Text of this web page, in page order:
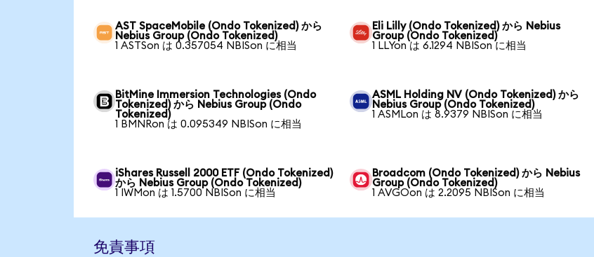
AST SpaceMobile (Ondo Tokenized) から
Nebius Group (Ondo Tokenized)
1 ASTSon は 0.357054 NBISon に相当
Eli Lilly (Ondo Tokenized) から Nebius
Group (Ondo Tokenized)
1 LLYon は 6.1294 NBISon に相当
BitMine Immersion Technologies (Ondo
Tokenized) から Nebius Group (Ondo
Tokenized)
1 BMNRon は 0.095349 NBISon に相当
ASML Holding NV (Ondo Tokenized) から
Nebius Group (Ondo Tokenized)
1 ASMLon は 8.9379 NBISon に相当
iShares Russell 2000 ETF (Ondo Tokenized)
から Nebius Group (Ondo Tokenized)
1 IWMon は 1.5700 NBISon に相当
Broadcom (Ondo Tokenized) から Nebius
Group (Ondo Tokenized)
1 AVGOon は 2.2095 NBISon に相当
免責事項